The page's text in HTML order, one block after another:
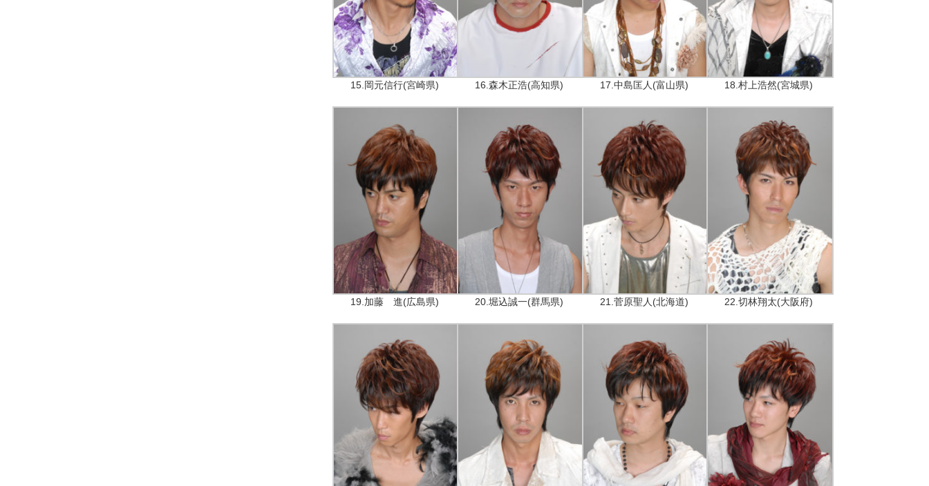
15.岡元信行(宮崎県) 16.森木正浩(高知県) 17.中島匡人(富山県) 18.村上浩然(宮城県)
19.加藤 進(広島県) 20.堀込誠一(群馬県) 21.菅原聖人(北海道) 22.切林翔太(大阪府)